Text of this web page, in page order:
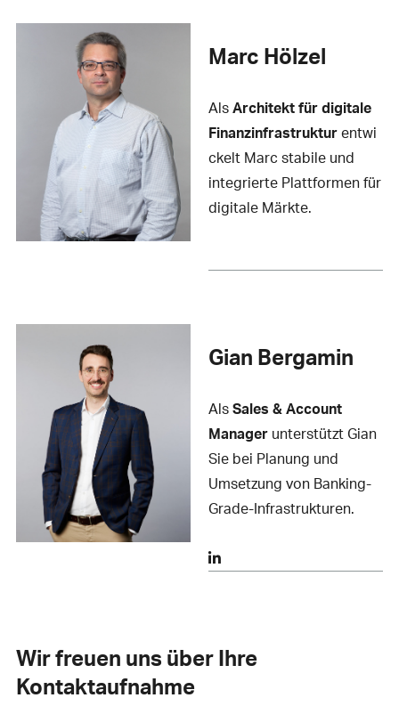
Marc Hölzel
AlsArchitekt für digitale
Finanzinfrastrukturentwi
ckelt Marc stabile und
integrierte Plattformen für
digitale Märkte.
Gian Bergamin
AlsSales & Account
Manager unterstützt Gian
Sie bei Planung und
Umsetzung von Banking-
Grade-Infrastrukturen.
Wir freuen uns über Ihre
Kontaktaufnahme